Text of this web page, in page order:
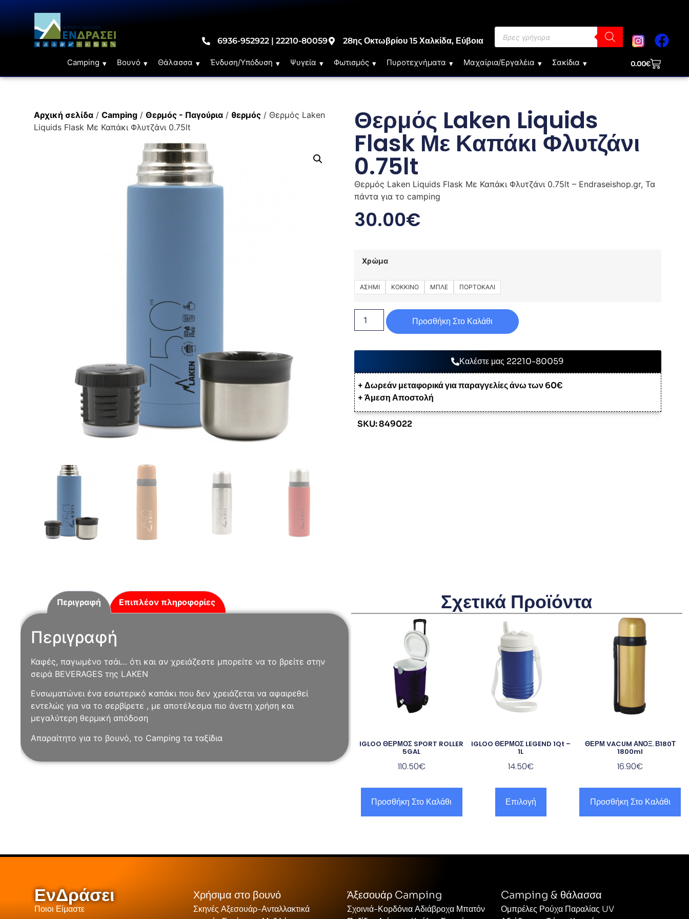
6936-952922 | 22210-80059 28ης Οκτωβρίου 15 Χαλκίδα, Εύβοια
Camping Βουνό Θάλασσα Ένδυση/Υπόδυση Ψυγεία Φωτισμός Πυροτεχνήματα Μαχαίρια/Εργαλέια Σακίδια 0.00€
Αρχική σελίδα /Camping /Θερμός - Παγούρια / θερμός / Θερμός Laken
Liquids Flask Με Καπάκι Φλυτζάνι 0.75lt
Θερμός Laken Liquids
Flask Με Καπάκι Φλυτζάνι
0.75lt
Θερμός Laken Liquids Flask Με Καπάκι Φλυτζάνι 0.75lt – Endraseishop.gr, Τα
πάντα για το camping
30.00€
Χρώμα
ΑΣΗΜΙ ΚΟΚΚΙΝΟ ΜΠΛΕ ΠΟΡΤΟΚΑΛΙ
Προσθήκη Στο Καλάθι
Καλέστε μας 22210-80059
+ Δωρεάν μεταφορικά για παραγγελίες άνω των 60€
+ Άμεση Αποστολή
SKU: 849022
Περιγραφή Επιπλέον πληροφορίες
Περιγραφή
Καφές, παγωμένο τσάι… ότι και αν χρειάζεστε μπορείτε να το βρείτε στην
σειρά BEVERAGES της LAKEN
Eνσωματώνει ένα εσωτερικό καπάκι που δεν χρειάζεται να αφαιρεθεί
εντελώς για να το σερβίρετε , με αποτέλεσμα πιο άνετη χρήση και
μεγαλύτερη θερμική απόδοση
Απαραίτητο για το βουνό, το Camping τα ταξίδια
Σχετικά Προϊόντα
IGLOO ΘΕΡΜΟΣ SPORT ROLLER
5GAL
110.50€
Προσθήκη Στο Καλάθι
IGLOO ΘΕΡΜΟΣ LEGEND 1Qt –
1L
14.50€
Επιλογή
ΘΕΡΜ VACUM ΑΝΟΞ. Β180Τ
1800ml
16.90€
Προσθήκη Στο Καλάθι
ΕνΔράσει
Ποιοι Είμαστε
Χρήσιμα στο βουνό
Σκηνές Αξεσουάρ-Ανταλλακτικά
Άξεσουάρ Camping
Σχοινιά-Κορδόνια Αδιάβροχα Μπατόν
Camping & θάλασσα
Ομπρέλες Ρούχα Παραλίας UV